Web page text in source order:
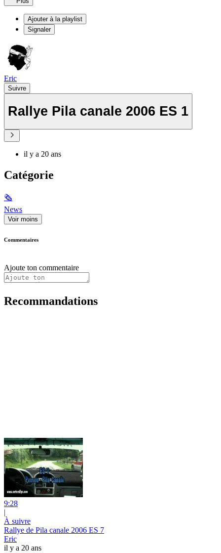
Ajouter à la playlist
Signaler
Eric
Suivre
Rallye Pila canale 2006 ES 1
il y a 20 ans
Catégorie
🗞
News
Voir moins
Commentaires
Ajoute ton commentaire
Recommandations
9:28
|
À suivre
Rallye de Pila canale 2006 ES 7
Eric
il y a 20 ans